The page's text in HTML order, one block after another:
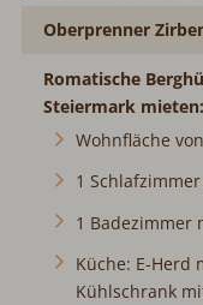
Oberprenner
Romatische
Steiermark mieten:
Wohnfläche
1
1 Badezimmer
Küche: E-Herd
Kühlschrank